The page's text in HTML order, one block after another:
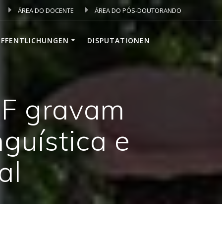
ÁREA DO DOCENTE ÁREA DO PÓS-DOUTORANDO
DISPUTATIONEN
gravam
e